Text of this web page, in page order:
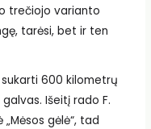
trečiojo varianto
tarėsi, bet ir ten
600 kilometrų
Išeitį rado F.
gėlė“, tad